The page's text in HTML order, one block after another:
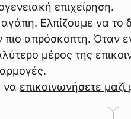
επιχείρηση.
Ελπίζουμε να το
απρόσκοπτη. Όταν
μέρος της
να επικοινωνήσετε μαζί